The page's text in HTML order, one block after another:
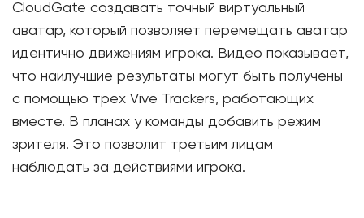
CloudGate создавать точный виртуальный
аватар, который позволяет перемещать аватар
идентично движениям игрока. Видео показывает,
что наилучшие результаты могут быть получены
с помощью трех Vive Trackers, работающих
вместе. В планах у команды добавить режим
зрителя. Это позволит третьим лицам
наблюдать за действиями игрока.